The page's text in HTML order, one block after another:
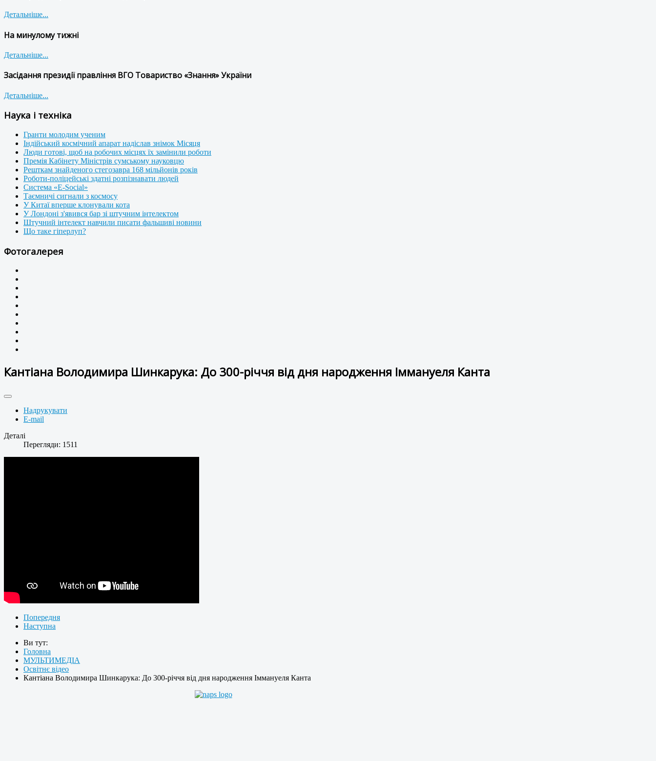
Детальніше...
На минулому тижні
Детальніше...
Засідання президії правління ВГО Товариство «Знання» України
Детальніше...
Наука і техніка
Гранти молодим ученим
Індійський космічний апарат надіслав знімок Місяця
Люди готові, щоб на робочих місцях їх замінили роботи
Премія Кабінету Міністрів сумському науковцю
Решткам знайденого стегозавра 168 мільйонів років
Роботи-поліцейські здатні розпізнавати людей
Система «E-Social»
Таємничі сигнали з космосу
У Китаї вперше клонували кота
У Лондоні з'явився бар зі штучним інтелектом
Штучний інтелект навчили писати фальшиві новини
Що таке гіперлуп?
Фотогалерея
Кантіана Володимира Шинкарука: До 300-річчя від дня народження Іммануеля Канта
Надрукувати
E-mail
Деталі
Перегляди: 1511
Попередня
Наступна
Ви тут:
Головна
МУЛЬТИМЕДІА
Освітнє відео
Кантіана Володимира Шинкарука: До 300-річчя від дня народження Іммануеля Канта